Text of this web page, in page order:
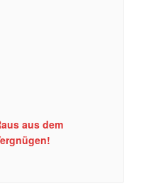
aus dem